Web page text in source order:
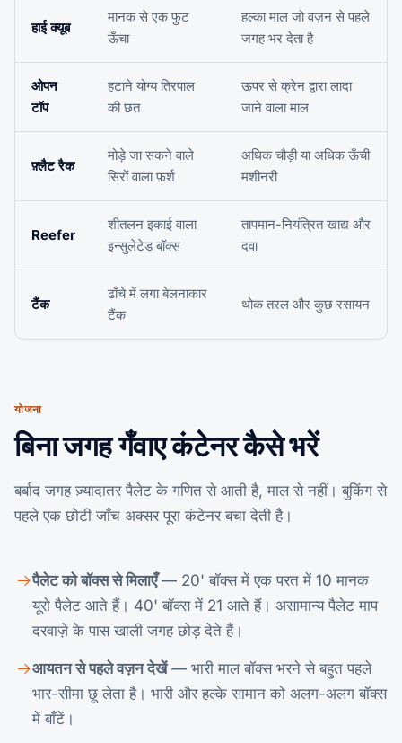
हाई क्यूब
मानक से एक फुट
ऊँचा
हल्का माल जो वज़न से पहले
जगह भर देता है
ओपन
टॉप
हटाने योग्य तिरपाल
की छत
ऊपर से क्रेन द्वारा लादा
जाने वाला माल
फ़्लैट रैक
मोड़े जा सकने वाले
सिरों वाला फ़र्श
अधिक चौड़ी या अधिक ऊँची
मशीनरी
Reefer
शीतलन इकाई वाला
इन्सुलेटेड बॉक्स
तापमान-नियंत्रित खाद्य और
दवा
टैंक
ढाँचे में लगा बेलनाकार
टैंक
थोक तरल और कुछ रसायन
योजना
बिना जगह गँवाए कंटेनर कैसे भरें
बर्बाद जगह ज़्यादातर पैलेट के गणित से आती है, माल से नहीं। बुकिंग से
पहले एक छोटी जाँच अक्सर पूरा कंटेनर बचा देती है।
पैलेट को बॉक्स से मिलाएँ— 20' बॉक्स में एक परत में 10 मानक
यूरो पैलेट आते हैं। 40' बॉक्स में 21 आते हैं। असामान्य पैलेट माप
दरवाज़े के पास खाली जगह छोड़ देते हैं।
आयतन से पहले वज़न देखें— भारी माल बॉक्स भरने से बहुत पहले
भार-सीमा छू लेता है। भारी और हल्के सामान को अलग-अलग बॉक्स
में बाँटें।